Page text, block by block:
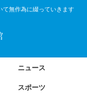
て無作為に綴っていきます
ニュース
スポーツ